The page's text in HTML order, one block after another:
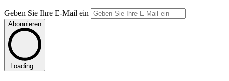
Geben Sie Ihre E-Mail ein
Abonnieren
Loading...